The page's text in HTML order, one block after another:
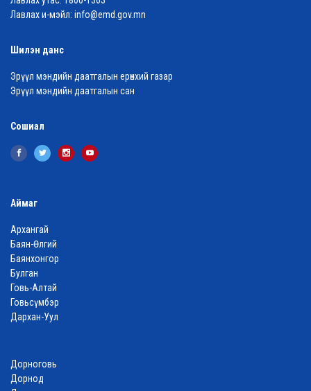
Лавлах и-мэйл: info@emd.gov.mn
Шилэн данс
Эрүүл мэндийн даатгалын ерөнхий газар
Эрүүл мэндийн даатгалын сан
Сошиал
Аймаг
Архангай
Баян-Өлгий
Баянхонгор
Булган
Говь-Алтай
Говьсүмбэр
Дархан-Уул
Дорноговь
Дорнод